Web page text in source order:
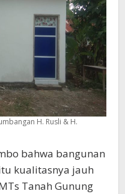
H. Rusli & H.
bahwa bangunan
kualitasnya jauh
Tanah Gunung